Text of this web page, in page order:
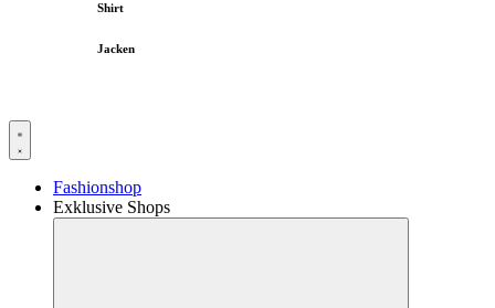
Shirt
Jacken
Fashionshop
Exklusive Shops